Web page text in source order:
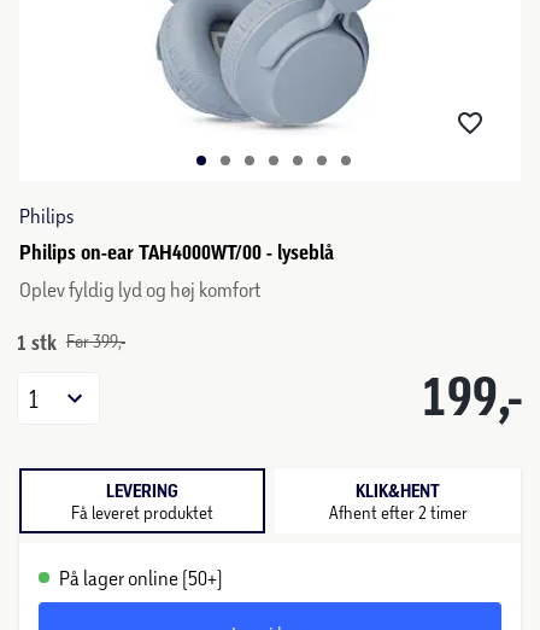
Philips
Philips on-ear TAH4000WT/00 - lyseblå
Oplev fyldig lyd og høj komfort
1 stk Før 399,-
199,-
1
LEVERING
Få leveret produktet
KLIK&HENT
Afhent efter 2 timer
På lager online (50+)